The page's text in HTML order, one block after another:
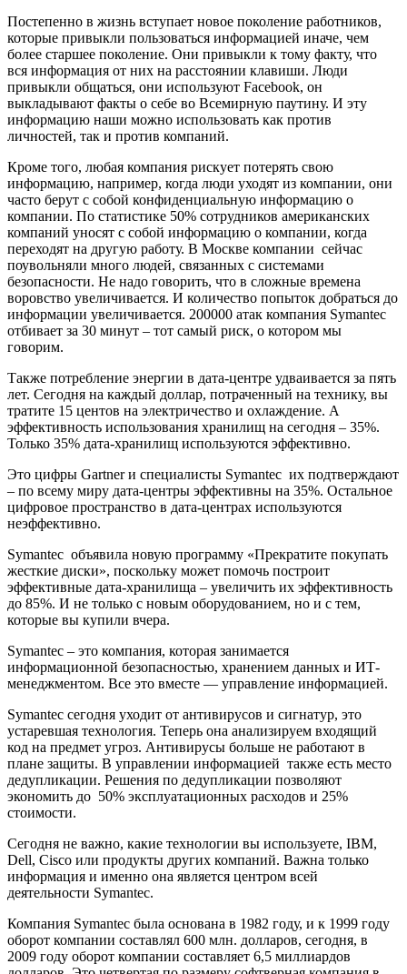
Постепенно в жизнь вступает новое поколение работников,
которые привыкли пользоваться информацией иначе, чем
более старшее поколение. Они привыкли к тому факту, что
вся информация от них на расстоянии клавиши. Люди
привыкли общаться, они используют Facebook, он
выкладывают факты о себе во Всемирную паутину. И эту
информацию наши можно использовать как против
личностей, так и против компаний.
Кроме того, любая компания рискует потерять свою
информацию, например, когда люди уходят из компании, они
часто берут с собой конфиденциальную информацию о
компании. По статистике 50% сотрудников американских
компаний уносят с собой информацию о компании, когда
переходят на другую работу. В Москве компании сейчас
поувольняли много людей, связанных с системами
безопасности. Не надо говорить, что в сложные времена
воровство увеличивается. И количество попыток добраться до
информации увеличивается. 200000 атак компания Symantec
отбивает за 30 минут – тот самый риск, о котором мы
говорим.
Также потребление энергии в дата-центре удваивается за пять
лет. Сегодня на каждый доллар, потраченный на технику, вы
тратите 15 центов на электричество и охлаждение. А
эффективность использования хранилищ на сегодня – 35%.
Только 35% дата-хранилищ используются эффективно.
Это цифры Gartner и специалисты Symantec их подтверждают
– по всему миру дата-центры эффективны на 35%. Остальное
цифровое пространство в дата-центрах используются
неэффективно.
Symantec объявила новую программу «Прекратите покупать
жесткие диски», поскольку может помочь построит
эффективные дата-хранилища – увеличить их эффективность
до 85%. И не только с новым оборудованием, но и с тем,
которые вы купили вчера.
Symantec – это компания, которая занимается
информационной безопасностью, хранением данных и ИТ-
менеджментом. Все это вместе — управление информацией.
Symantec сегодня уходит от антивирусов и сигнатур, это
устаревшая технология. Теперь она анализируем входящий
код на предмет угроз. Антивирусы больше не работают в
плане защиты. В управлении информацией также есть место
дедупликации. Решения по дедупликации позволяют
экономить до 50% эксплуатационных расходов и 25%
стоимости.
Сегодня не важно, какие технологии вы используете, IBM,
Dell, Cisco или продукты других компаний. Важна только
информация и именно она является центром всей
деятельности Symantec.
Компания Symantec была основана в 1982 году, и к 1999 году
оборот компании составлял 600 млн. долларов, сегодня, в
2009 году оборот компании составляет 6,5 миллиардов